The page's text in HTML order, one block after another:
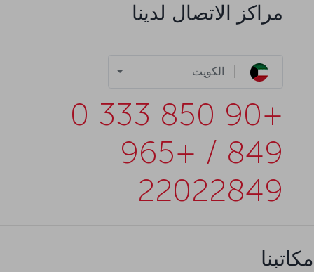
مراكز الاتصال لدينا
الكويت
+90 850 333 0
849 / +965
22022849
مكاتبنا